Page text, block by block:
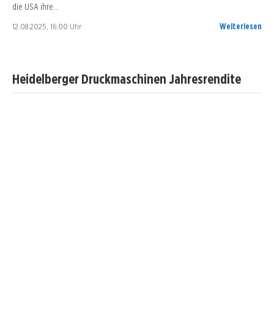
die USA ihre…
12.08.2025, 16:00 Uhr Weiterlesen
Heidelberger Druckmaschinen Jahresrendite